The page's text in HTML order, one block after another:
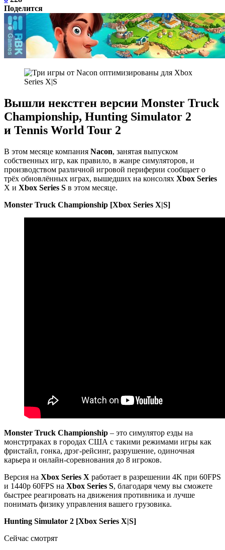
Поделится
Вышли некстген версии Monster Truck
Championship, Hunting Simulator 2
и Tennis World Tour 2
В этом месяце компания Nacon, занятая выпуском
собственных игр, как правило, в жанре симуляторов, и
производством различной игровой периферии сообщает о
трёх обновлённых играх, вышедших на консолях Xbox Series
X и Xbox Series S в этом месяце.
Monster Truck Championship [Xbox Series X|S]
Monster Truck Championship – это симулятор езды на
монстртраках в городах США с такими режимами игры как
фристайл, гонка, дрэг-рейсинг, разрушение, одиночная
карьера и онлайн-соревнования до 8 игроков.
Версия на Xbox Series X работает в разрешении 4K при 60FPS
и 1440p 60FPS на Xbox Series S, благодаря чему вы сможете
быстрее реагировать на движения противника и лучше
понимать физику управления вашего грузовика.
Hunting Simulator 2 [Xbox Series X|S]
Сейчас смотрят